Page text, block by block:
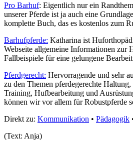
Pro Barhuf: Eigentlich nur ein
unserer Pferde ist ja auch eine
komplette Buch, das es kostenlos zum
Barhufpferde: Katharina ist
Webseite allgemeine Informationen zur
Fallbeispiele für eine gelungene
Pferdgerecht: Hervorragende und sehr
zu den Themen pferdegerechte
Training, Hufbearbeitung und
können wir vor allem für Robustpferde
Direkt zu: Kommunikation • Pädagogik
(Text: Anja)